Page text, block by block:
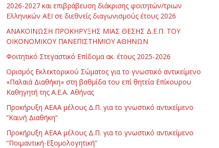
2026-2027 και επιβράβευση διάκρισης φοιτητών/τριων
Ελληνικών ΑΕΙ σε διεθνείς διαγωνισμούς έτους 2026
ΑΝΑΚΟΙΝΩΣΗ ΠΡΟΚΗΡΥΞΗΣ ΜΙΑΣ ΘΕΣΗΣ Δ.Ε.Π. ΤΟΥ
ΟΙΚΟΝΟΜΙΚΟΥ ΠΑΝΕΠΙΣΤΗΜΙΟΥ ΑΘΗΝΩΝ
Φοιτητικό Στεγαστικό Επίδομα ακ. έτους 2025-2026
Ορισμός Εκλεκτορικού Σώματος για το γνωστικό αντικείμενο
«Παλαιά Διαθήκη» στη βαθμίδα του επί θητεία Επίκουρου
Καθηγητή της Α.Ε.Α. Αθήνας
Προκήρυξη ΑΕΑΑ μέλους Δ.Π. για το γνωστικό αντικείμενο
“Καινή Διαθήκη”
Προκήρυξη ΑΕΑΑ μέλους Δ.Π. για το γνωστικό αντικείμενο
“Ποιμαντική-Εξομολογητική”